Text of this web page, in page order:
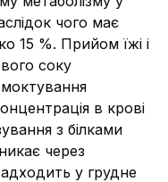
чого має
15 %. Прийом їжі і
соку
в крові
з білками
через
у грудне